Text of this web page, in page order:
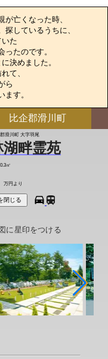
が亡くなった時、
しているうちに、
た
たのです。
決めました。
て、
ら
ます。
比企郡滑川町
滑川町 大字羽尾
湖畔霊苑
0.3㎡
万円より
閉じる
に星印をつける